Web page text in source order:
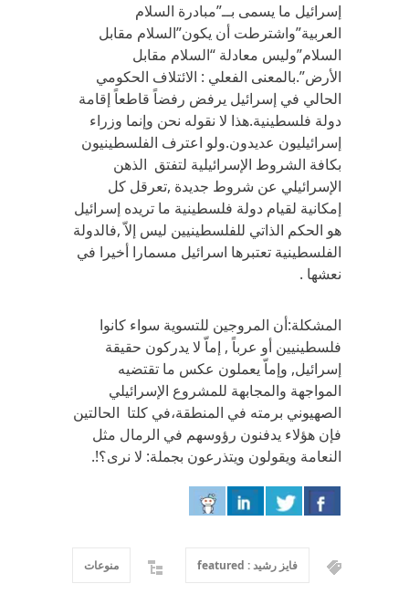
إسرائيل ما يسمى بــ”مبادرة السلام
العربية”واشترطت أن يكون”السلام مقابل
السلام”وليس معادلة “السلام مقابل
الأرض”.بالمعنى الفعلي : الائتلاف الحكومي
الحالي في إسرائيل يرفض رفضاً قاطعاً إقامة
دولة فلسطينية.هذا لا نقوله نحن وإنما وزراء
إسرائيليون عديدون.ولو اعترف الفلسطينيون
بكافة الشروط الإسرائيلية لتفتق الذهن
الإسرائيلي عن شروط جديدة ,تعرقل كل
إمكانية لقيام دولة فلسطينية ما تريده إسرائيل
هو الحكم الذاتي للفلسطينيين ليس إلاّ ,فالدولة
الفلسطينية تعتبرها اسرائيل مسمارا أخيرا في
نعشها .
المشكلة:أن المروجين للتسوية سواء كانوا
فلسطينيين أو عرباً , إماّ لا يدركون حقيقة
إسرائيل, وإماّ يعملون عكس ما تقتضيه
المواجهة والمجابهة للمشروع الإسرائيلي
الصهيوني برمته في المنطقة،في كلتا الحالتين
فإن هؤلاء يدفنون رؤوسهم في الرمال مثل
النعامة ويقولون ويتذرعون بجملة: لا نرى؟!.
فايز رشيد : featured منوعات